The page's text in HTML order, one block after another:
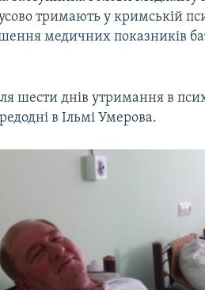
тримають у кримській
медичних показників
шести днів утримання в
в Ільмі Умерова.